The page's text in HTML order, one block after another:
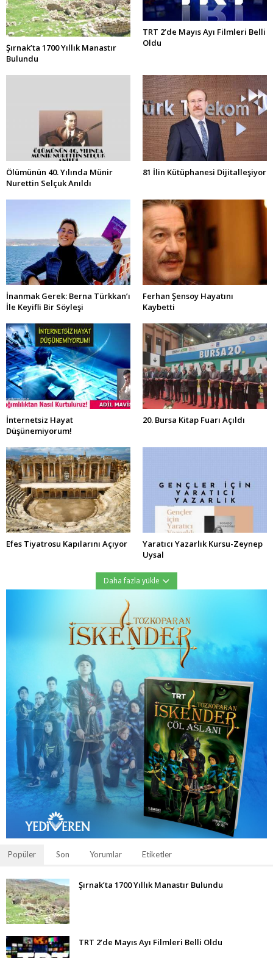
Şırnak’ta 1700 Yıllık Manastır
Bulundu
TRT 2’de Mayıs Ayı Filmleri Belli
Oldu
Ölümünün 40. Yılında Münir
Nurettin Selçuk Anıldı
81 İlin Kütüphanesi Dijitalleşiyor
İnanmak Gerek: Berna Türkkan’ı
İle Keyifli Bir Söyleşi
Ferhan Şensoy Hayatını
Kaybetti
İnternetsiz Hayat
Düşünemiyorum!
20. Bursa Kitap Fuarı Açıldı
Efes Tiyatrosu Kapılarını Açıyor
Yaratıcı Yazarlık Kursu-Zeynep
Uysal
Daha fazla yükle
Popüler Son Yorumlar Etiketler
Şırnak’ta 1700 Yıllık Manastır Bulundu
TRT 2’de Mayıs Ayı Filmleri Belli Oldu